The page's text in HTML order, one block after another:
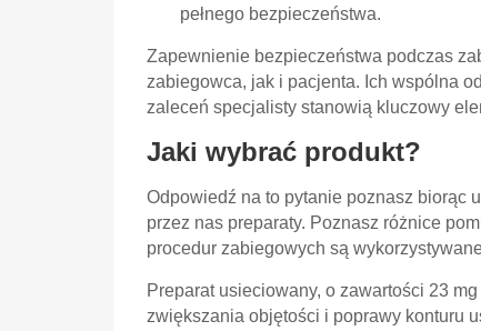
pełnego bezpieczeństwa.
Zapewnienie bezpieczeństwa podczas
zabiegowca, jak i pacjenta. Ich wspólna
zaleceń specjalisty stanowią kluczowy
Jaki wybrać produkt?
Odpowiedź na to pytanie poznasz biorąc
przez nas preparaty. Poznasz różnice
procedur zabiegowych są
Preparat usieciowany, o zawartości 23
zwiększania objętości i poprawy konturu